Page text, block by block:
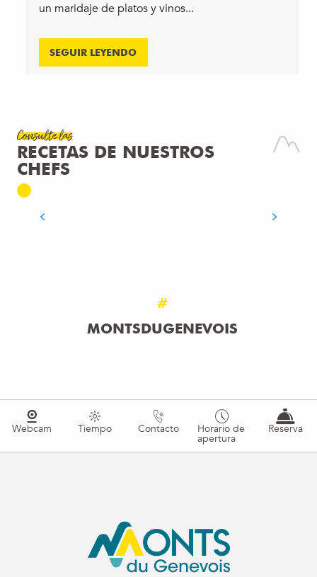
un maridaje de platos y vinos...
SEGUIR LEYENDO
Consulte las
RECETAS DE NUESTROS
CHEFS
Receta
ESCALOPE DE SABOYA CON SALSA
#
MONTSDUGENEVOIS
Webcam Tiempo Contacto Horario de
apertura
Reserva